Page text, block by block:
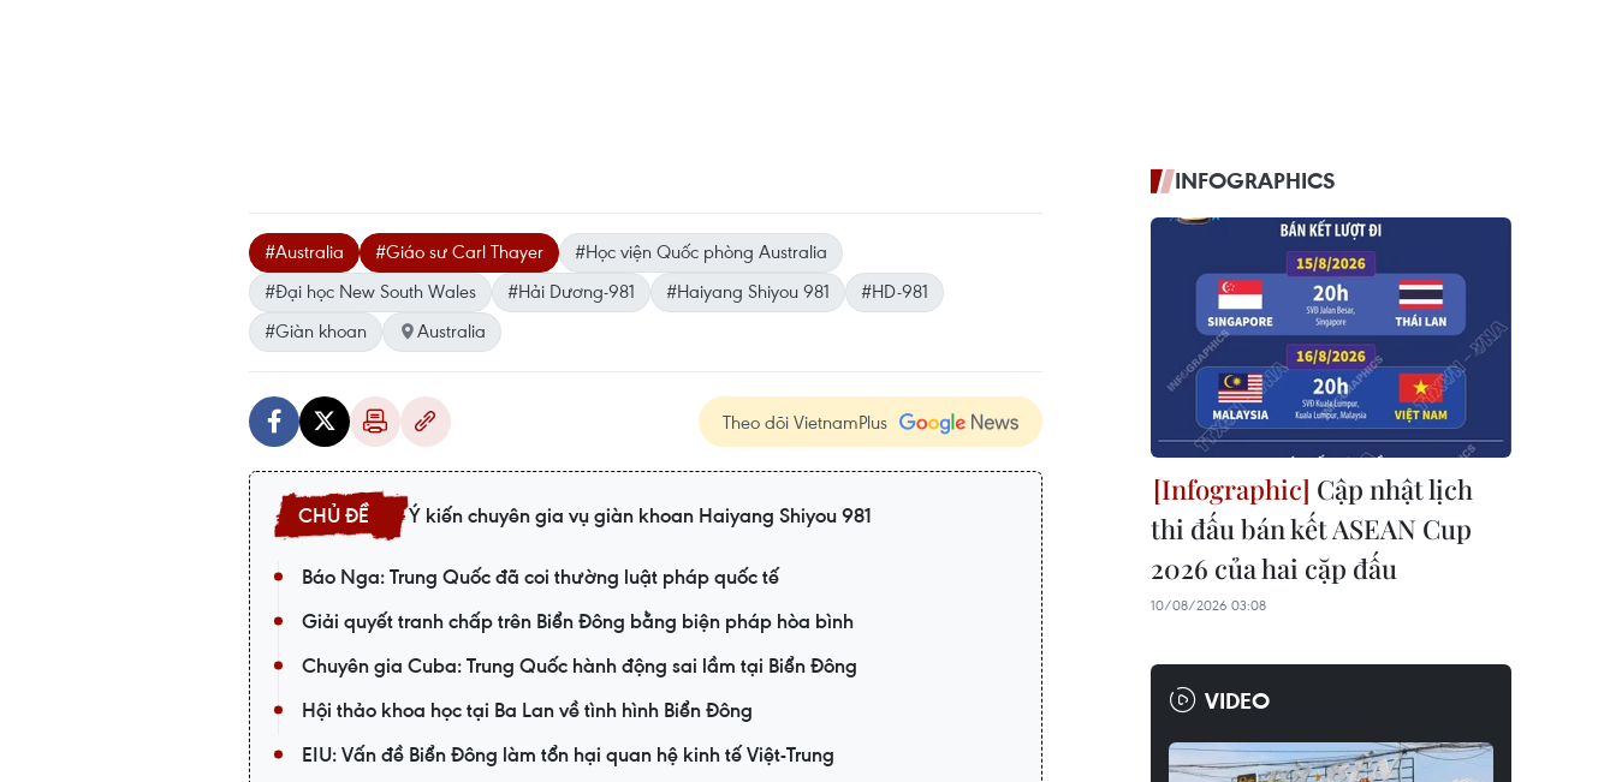
#Australia #Giáo sư Carl Thayer
#Học viện Quốc phòng Australia
#Đại học New South Wales
#Hải Dương-981 #Haiyang Shiyou 981
#HD-981
#Giàn khoan
Australia
Theo dõi VietnamPlus
Ý kiến chuyên gia vụ giàn khoan Haiyang Shiyou 981
Báo Nga: Trung Quốc đã coi thường luật pháp quốc tế
Giải quyết tranh chấp trên Biển Đông bằng biện pháp hòa bình
Chuyên gia Cuba: Trung Quốc hành động sai lầm tại Biển Đông
Hội thảo khoa học tại Ba Lan về tình hình Biển Đông
EIU: Vấn đề Biển Đông làm tổn hại quan hệ kinh tế Việt-Trung
INFOGRAPHICS
Cập nhật lịch
thi đấu bán kết ASEAN Cup
2026 của hai cặp đấu
10/08/2026 03:08
VIDEO